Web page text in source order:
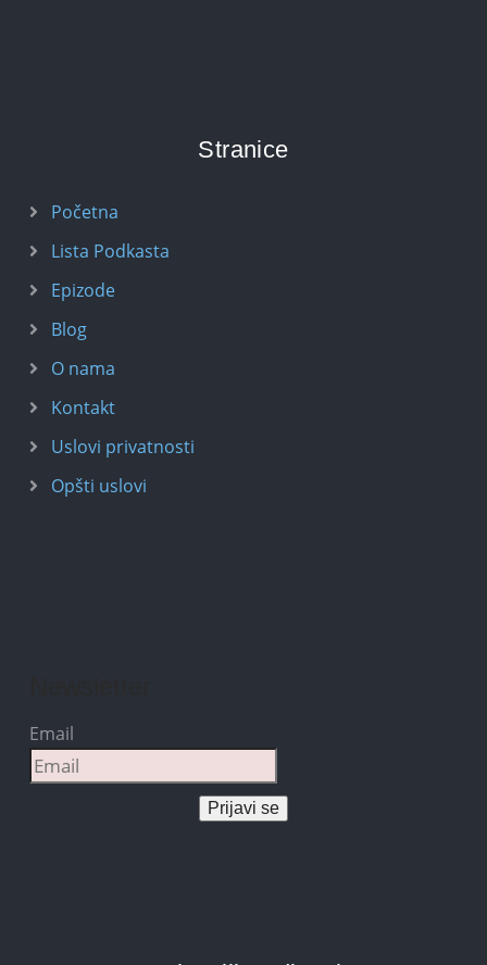
Stranice
Početna
Lista Podkasta
Epizode
Blog
O nama
Kontakt
Uslovi privatnosti
Opšti uslovi
Email
Prijavi se